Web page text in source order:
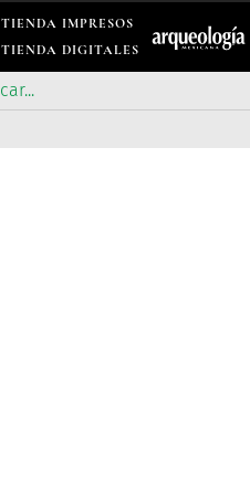
TIENDA IMPRESOS
TIENDA DIGITALES